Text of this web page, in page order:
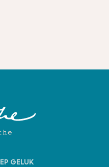
GELUK